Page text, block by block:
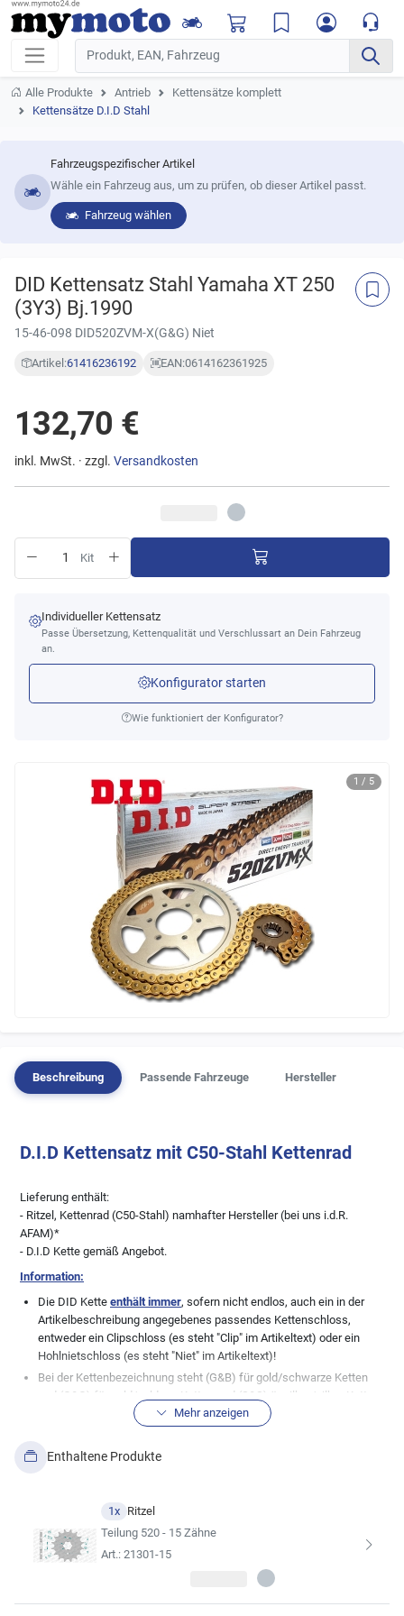
Alle Produkte Antrieb
Kettensätze komplett
Kettensätze D.I.D Stahl
Fahrzeugspezifischer Artikel
Wähle ein Fahrzeug aus, um zu prüfen, ob dieser Artikel passt.
Fahrzeug wählen
DID Kettensatz Stahl Yamaha XT 250
(3Y3) Bj.1990
15-46-098 DID520ZVM-X(G&G) Niet
Artikel:61416236192 EAN:0614162361925
1 / 5
132,70 €
inkl. MwSt. · zzgl. Versandkosten
Kit
Individueller Kettensatz
Passe Übersetzung, Kettenqualität und Verschlussart an Dein Fahrzeug
an.
Konfigurator starten
Wie funktioniert der Konfigurator?
Beschreibung Passende Fahrzeuge Hersteller
D.I.D Kettensatz mit C50-Stahl Kettenrad
Lieferung enthält:
- Ritzel, Kettenrad (C50-Stahl) namhafter Hersteller (bei uns i.d.R.
AFAM)*
- D.I.D Kette gemäß Angebot.
Information:
Die DID Kette enthält immer, sofern nicht endlos, auch ein in der
Artikelbeschreibung angegebenes passendes Kettenschloss,
entweder ein Clipschloss (es steht "Clip" im Artikeltext) oder ein
Hohlnietschloss (es steht "Niet" im Artikeltext)!
Bei der Kettenbezeichnung steht (G&B) für gold/schwarze Ketten
und (G&G) für gold/goldene Ketten und (S&S) ür silber/silber Ketten.
Normale, stahlfarbene Ketten (genannt schwarz), haben keine
Wichtige Info in Bezug zu den Teilen im Kettensatz:
Datenblättern der Fahrzeughersteller, daher weisen wir ausdrücklich
die absolute Richtigkeit der von uns hier angezeigten
Fahrzeugzuordnungen zu dem angebotenen Artikel von uns. Bei
vielen Fahrzeugen wurden auch gerne mal undokumentierte
Änderungen seitens der Hersteller durchgeführt, so dass die hier
Mehr anzeigen
Enthaltene Produkte
1x Ritzel
Teilung 520 - 15 Zähne
Art.: 21301-15